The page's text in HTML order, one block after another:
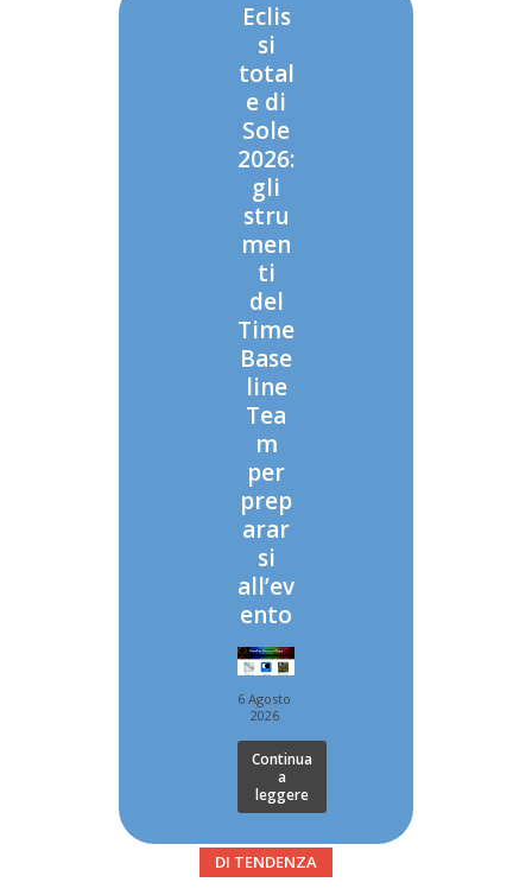
Eclis
si
total
e di
Sole
2026:
gli
stru
men
ti
del
Time
Base
line
Tea
m
per
prep
arar
si
all’ev
ento
6 Agosto
2026
Continua
a
leggere
DI TENDENZA